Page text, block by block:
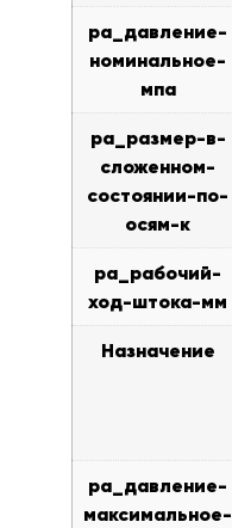
pa_давление-
номинальное-
мпа
pa_размер-в-
сложенном-
состоянии-по-
осям-к
pa_рабочий-
ход-штока-мм
Назначение
pa_давление-
максимальное-